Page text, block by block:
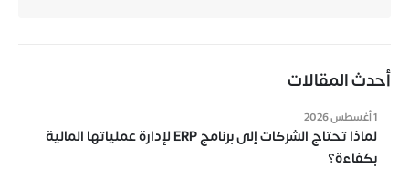
أحدث المقالات
لماذا تحتاج الشركات إلى برنامج ERP لإدارة عملياتها المالية
بكفاءة؟
1 أغسطس 2026